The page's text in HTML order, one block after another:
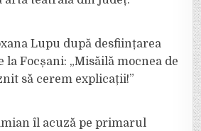
Lupu după desființarea
Focșani: „Misăilă mocnea de
să cerem explicații!”
îl acuză pe primarul